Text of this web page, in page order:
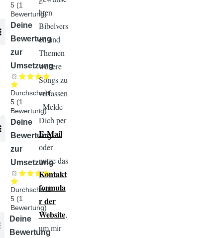
5 (1
Bewertung)
Audiodatei
Deine
Bewertung
zur
Umsetzung
Durchschnitt:
5 (1
Bewertung)
Audiodatei
Deine
Bewertung
zur
Umsetzung
Durchschnitt:
5 (1
Bewertung)
Audiodatei
Deine
Bewertung
hten
Bibelvers
en und
Themen
weitere
Songs zu
verfassen
. Melde
Dich per
E-Mail
oder
nutze das
Kontakt
formula
r der
Website,
um mir